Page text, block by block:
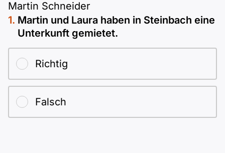
Martin Schneider
Martin und Laura haben in Steinbach eine
Unterkunft gemietet.
Richtig
Falsch